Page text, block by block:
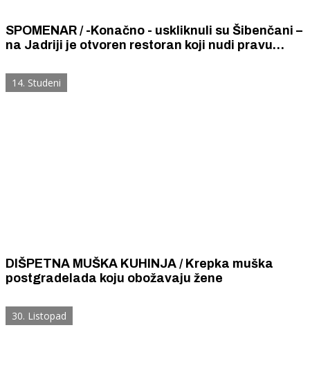
SPOMENAR / -Konačno - uskliknuli su Šibenčani –
na Jadriji je otvoren restoran koji nudi pravu
gulaš i tripice.
14. Studeni
DIŠPETNA MUŠKA KUHINJA / Krepka muška
postgradelada koju obožavaju žene
30. Listopad